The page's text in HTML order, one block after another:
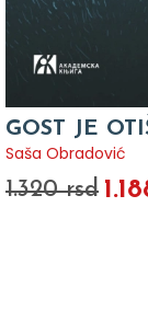
GOST JE
Saša Obradović
1.320 rsd